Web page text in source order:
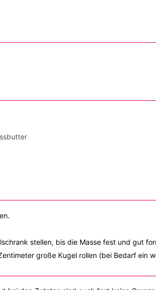
stellen, bis die Masse fest und gut
große Kugel rollen (bei Bedarf ein